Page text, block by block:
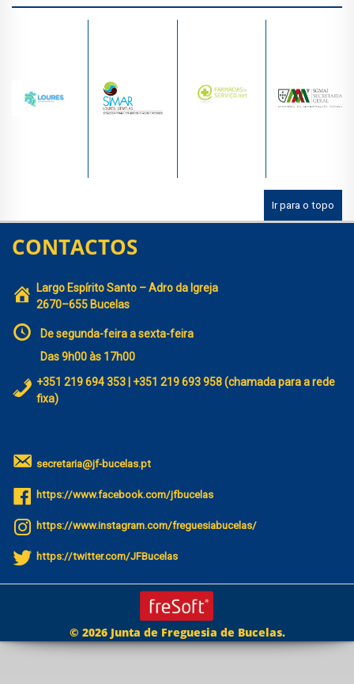
Ir para o topo
CONTACTOS
Largo Espírito Santo – Adro da Igreja
2670–655 Bucelas
De segunda-feira a sexta-feira
Das 9h00 às 17h00
+351 219 694 353 | +351 219 693 958 (chamada para a rede
fixa)
secretaria@jf-bucelas.pt
https://www.facebook.com/jfbucelas
https://www.instagram.com/freguesiabucelas/
https://twitter.com/JFBucelas
© 2026 Junta de Freguesia de Bucelas.